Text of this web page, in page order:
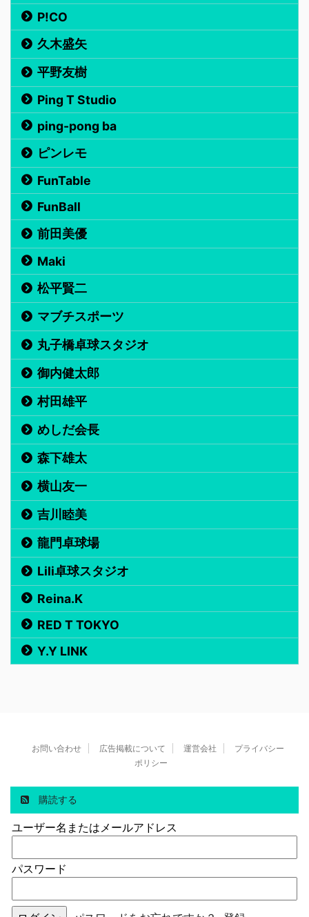
P!CO
久木盛矢
平野友樹
Ping T Studio
ping-pong ba
ピンレモ
FunTable
FunBall
前田美優
Maki
松平賢二
マブチスポーツ
丸子橋卓球スタジオ
御内健太郎
村田雄平
めしだ会長
森下雄太
横山友一
吉川睦美
龍門卓球場
Lili卓球スタジオ
Reina.K
RED T TOKYO
Y.Y LINK
お問い合わせ 広告掲載について 運営会社
プライバシー
ポリシー
購読する
ユーザー名またはメールアドレス
パスワード